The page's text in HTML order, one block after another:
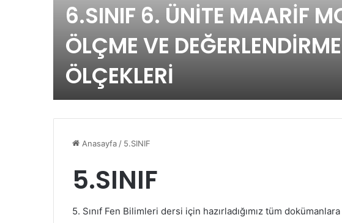
6.SINIF 6. ÜNİTE MAARİF
ÖLÇME VE DEĞERLENDİRME
ÖLÇEKLERİ
Anasayfa / 5.SINIF
5.SINIF
5. Sınıf Fen Bilimleri dersi için hazırladığımız tüm